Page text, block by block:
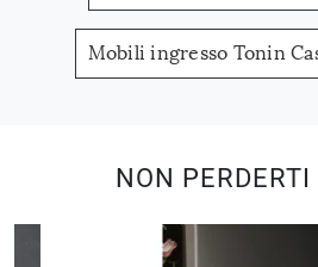
Mobili ingresso Tonin
NON